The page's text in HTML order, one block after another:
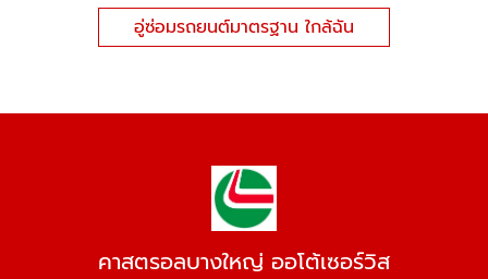
อู่ซ่อมรถยนต์มาตรฐาน ใกล้ฉัน
คาสตรอลบางใหญ่ ออโต้เซอร์วิส